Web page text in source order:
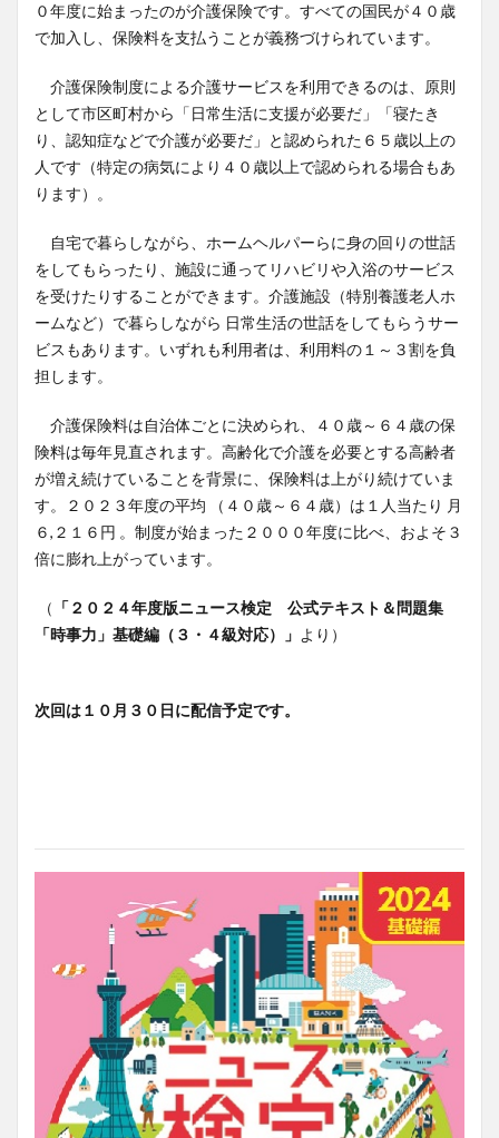
０年度に始まったのが介護保険です。すべての国民が４０歳
で加入し、保険料を支払うことが義務づけられています。
介護保険制度による介護サービスを利用できるのは、原則
として市区町村から「日常生活に支援が必要だ」「寝たき
り、認知症などで介護が必要だ」と認められた６５歳以上の
人です（特定の病気により４０歳以上で認められる場合もあ
ります）。
自宅で暮らしながら、ホームヘルパーらに身の回りの世話
をしてもらったり、施設に通ってリハビリや入浴のサービス
を受けたりすることができます。介護施設（特別養護老人ホ
ームなど）で暮らしながら 日常生活の世話をしてもらうサー
ビスもあります。いずれも利用者は、利用料の１～３割を負
担します。
介護保険料は自治体ごとに決められ、４０歳～６４歳の保
険料は毎年見直されます。高齢化で介護を必要とする高齢者
が増え続けていることを背景に、保険料は上がり続けていま
す。２０２３年度の平均 （４０歳～６４歳）は１人当たり 月
６,２１６円 。制度が始まった２０００年度に比べ、およそ３
倍に膨れ上がっています。
（ 「２０２４年度版ニュース検定 公式テキスト＆問題集
「時事力」基礎編（３・４級対応）」 より）
次回は１０月３０日に配信予定です。